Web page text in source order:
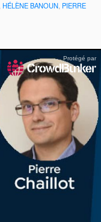
HÉLÈNE BANOUN PIERRE